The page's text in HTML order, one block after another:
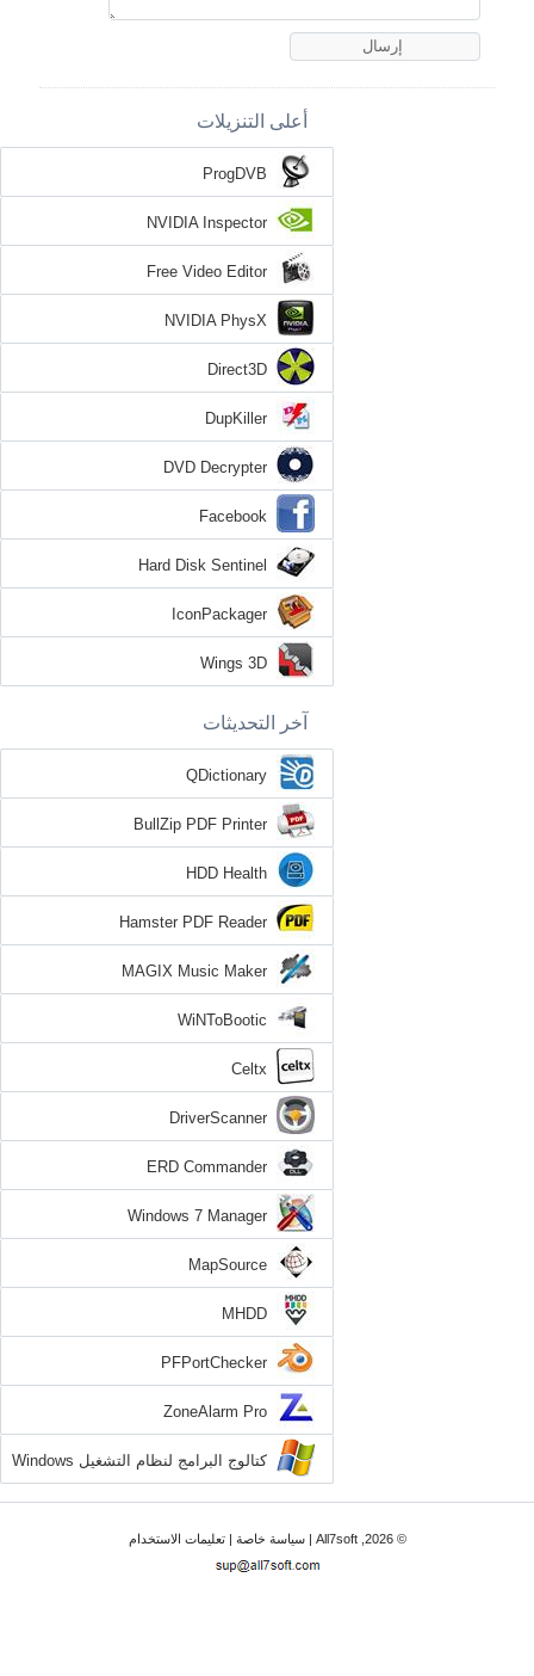
أعلى التنزيلات
ProgDVB
NVIDIA Inspector
Free Video Editor
NVIDIA PhysX
Direct3D
DupKiller
DVD Decrypter
Facebook
Hard Disk Sentinel
IconPackager
Wings 3D
آخر التحديثات
QDictionary
BullZip PDF Printer
HDD Health
Hamster PDF Reader
MAGIX Music Maker
WiNToBootic
Celtx
DriverScanner
ERD Commander
Windows 7 Manager
MapSource
MHDD
PFPortChecker
ZoneAlarm Pro
كتالوج البرامج لنظام التشغيل Windows
7
© 2026, All7soft | سياسة خاصة|تعليمات الاستخدام